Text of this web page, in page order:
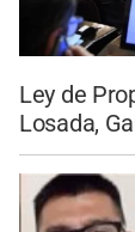
Ley de
Losada,